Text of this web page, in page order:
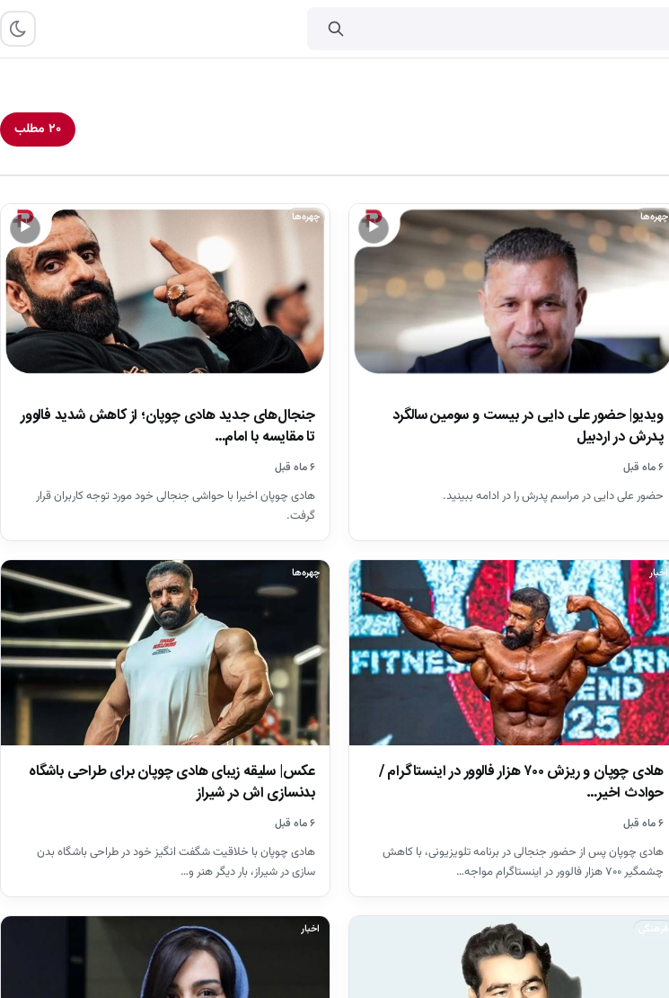
۲۰ مطلب
▶
چهره‌ها
ویدیو| حضور علی دایی در بیست و سومین سالگرد
پدرش در اردبیل
۶ ماه قبل
حضور علی دایی در مراسم پدرش را در ادامه ببینید.
▶
چهره‌ها
جنجال‌های جدید هادی چوپان؛ از کاهش شدید فالوور
تا مقایسه با امام…
۶ ماه قبل
هادی چوپان اخیرا با حواشی جنجالی خود مورد توجه کاربران قرار
گرفت.
اخبار
هادی چوپان و ریزش ۷۰۰ هزار فالوور در اینستاگرام /
حوادث اخیر…
۶ ماه قبل
هادی چوپان پس از حضور جنجالی در برنامه تلویزیونی، با کاهش
چشمگیر ۷۰۰ هزار فالوور در اینستاگرام مواجه…
چهره‌ها
عکس| سلیقه زیبای هادی چوپان برای طراحی باشگاه
بدنسازی اش در شیراز
۶ ماه قبل
هادی چوپان با خلاقیت شگفت انگیز خود در طراحی باشگاه بدن
سازی در شیراز، بار دیگر هنر و…
اخبار